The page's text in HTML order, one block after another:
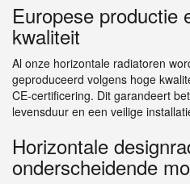
Europese productie
kwaliteit
Al onze horizontale radiatoren
geproduceerd volgens hoge
CE-certificering. Dit garandeert
levensduur en een veilige
Horizontale
onderscheidende